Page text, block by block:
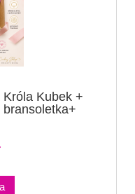
Kubek +
bransoletka+